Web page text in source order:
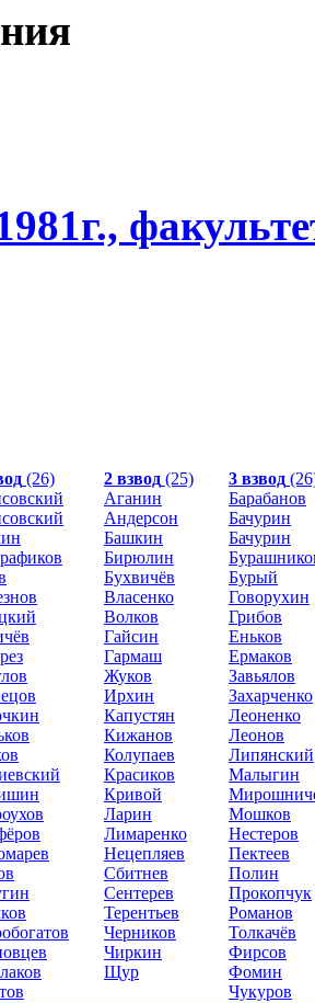
(26)
2 взвод (25)
Аганин
Андерсон
Башкин
Бирюлин
Бухвичёв
Власенко
Волков
Гайсин
Гармаш
Жуков
Ирхин
Капустян
Кижанов
Колупаев
Красиков
Кривой
Ларин
Лимаренко
Нецепляев
Сбитнев
Сентерев
Терентьев
Черников
Чиркин
Щур
3 взвод
Барабанов
Бачурин
Бачурин
Бурый
Говорухин
Грибов
Еньков
Ермаков
Завьялов
Захарченко
Леоненко
Леонов
Липянский
Малыгин
Мошков
Нестеров
Пектеев
Полин
Прокопчук
Романов
Толкачёв
Фирсов
Фомин
Чукуров